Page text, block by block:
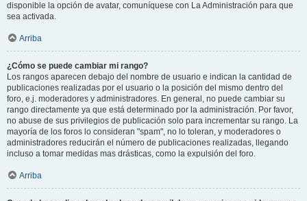
disponible la opción de avatar, comuníquese con La Administración para que
sea activada.
Arriba
¿Cómo se puede cambiar mi rango?
Los rangos aparecen debajo del nombre de usuario e indican la cantidad de
publicaciones realizadas por el usuario o la posición del mismo dentro del
foro, e.j. moderadores y administradores. En general, no puede cambiar su
rango directamente ya que está determinado por la administración. Por favor,
no abuse de sus privilegios de publicación solo para incrementar su rango. La
mayoría de los foros lo consideran "spam", no lo toleran, y moderadores o
administradores reducirán el número de publicaciones realizadas, llegando
incluso a tomar medidas mas drásticas, como la expulsión del foro.
Arriba